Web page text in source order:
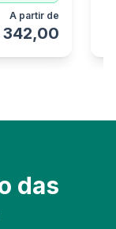
A partir de
342,00
das